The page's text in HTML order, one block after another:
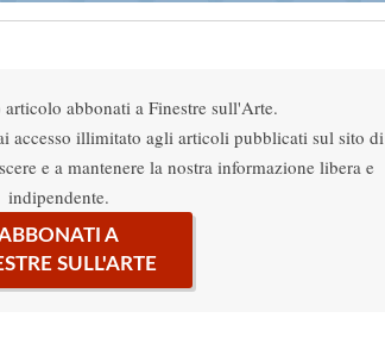
abbonati a Finestre sull'Arte.
accesso illimitato agli articoli pubblicati sul sito di
e a mantenere la nostra informazione libera e
indipendente.
A
SULL'ARTE